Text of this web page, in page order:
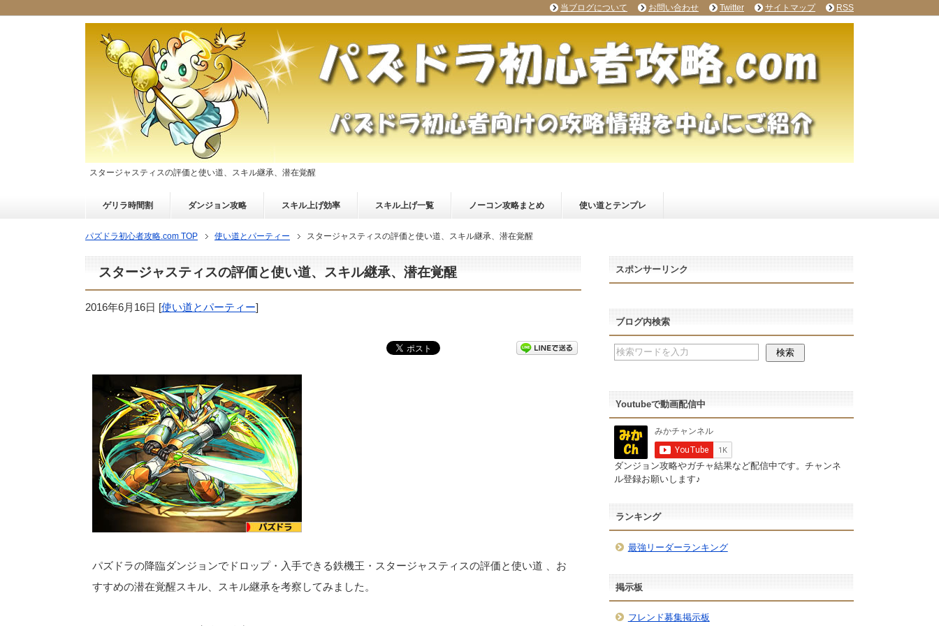
スタージャスティスの評価と使い道、スキル継承、潜在覚醒
ゲリラ時間割 ダンジョン攻略 スキル上げ効率 スキル上げ一覧 ノーコン攻略まとめ 使い道とテンプレ
パズドラ初心者攻略.com TOP 使い道とパーティー スタージャスティスの評価と使い道、スキル継承、潜在覚醒
スタージャスティスの評価と使い道、スキル継承、潜在覚醒
2016年6月16日 [使い道とパーティー]
パズドラの降臨ダンジョンでドロップ・入手できる鉄機王・スタージャスティスの評価と使い道 、お
すすめの潜在覚醒スキル、スキル継承を考察してみました。
スポンサーリンク
ブログ内検索
Youtubeで動画配信中
ダンジョン攻略やガチャ結果など配信中です。チャンネ
ル登録お願いします♪
ランキング
最強リーダーランキング
掲示板
フレンド募集掲示板
当ブログについて お問い合わせ Twitter サイトマップ RSS